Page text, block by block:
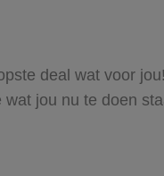
deal wat voor
jou nu te doen